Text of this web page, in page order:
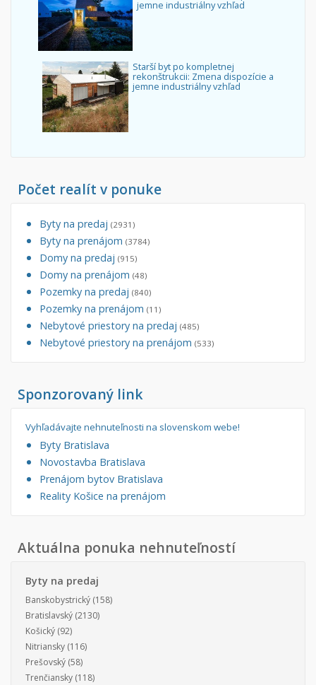
jemne industriálny vzhľad
Starší byt po kompletnej
rekonštrukcii: Zmena dispozície a
jemne industriálny vzhľad
Počet realít v ponuke
Byty na predaj (2931)
Byty na prenájom (3784)
Domy na predaj (915)
Domy na prenájom (48)
Pozemky na predaj (840)
Pozemky na prenájom (11)
Nebytové priestory na predaj (485)
Nebytové priestory na prenájom (533)
Sponzorovaný link
Vyhľadávajte nehnuteľnosti na slovenskom webe!
Byty Bratislava
Novostavba Bratislava
Prenájom bytov Bratislava
Reality Košice na prenájom
Aktuálna ponuka nehnuteľností
Byty na predaj
Banskobystrický (158)
Bratislavský (2130)
Košický (92)
Nitriansky (116)
Prešovský (58)
Trenčiansky (118)